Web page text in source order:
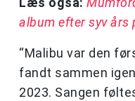
album efter syv års
“Malibu var den
fandt sammen
2023. Sangen